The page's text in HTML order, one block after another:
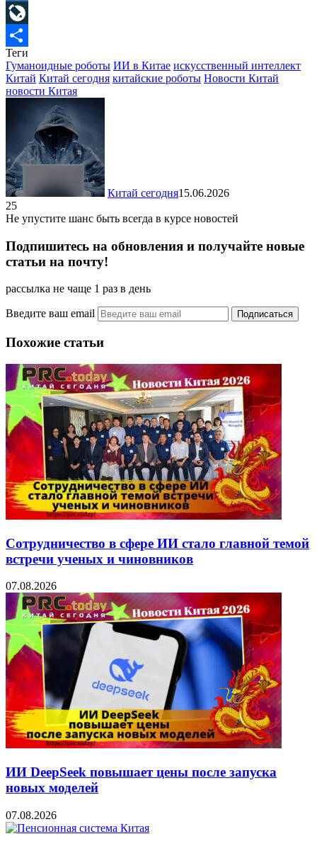
Mail.Ru
LiveJournal
Отправить
Теги
Гуманоидные роботы ИИ в Китае искусственный интеллект
Китай Китай сегодня китайские роботы Новости Китай
новости Китая
Китай сегодня15.06.2026
25
Не упустите шанс быть всегда в курсе новостей
Подпишитесь на обновления и получайте новые
статьи на почту!
рассылка не чаще 1 раз в день
Введите ваш email
Похожие статьи
Сотрудничество в сфере ИИ стало главной темой
встречи ученых и чиновников
07.08.2026
ИИ DeepSeek повышает цены после запуска
новых моделей
07.08.2026